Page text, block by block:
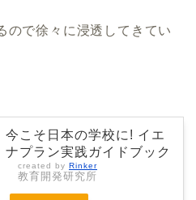
ので徐々に浸透してきてい
今こそ日本の学校に! イエ
ナプラン実践ガイドブック
created by Rinker
教育開発研究所